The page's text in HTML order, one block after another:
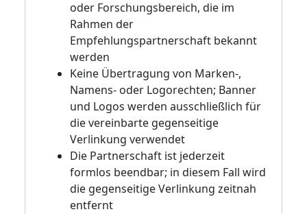
oder Forschungsbereich, die im
Rahmen der
Empfehlungspartnerschaft bekannt
werden
Keine Übertragung von Marken-,
Namens- oder Logorechten; Banner
und Logos werden ausschließlich für
die vereinbarte gegenseitige
Verlinkung verwendet
Die Partnerschaft ist jederzeit
formlos beendbar; in diesem Fall wird
die gegenseitige Verlinkung zeitnah
entfernt